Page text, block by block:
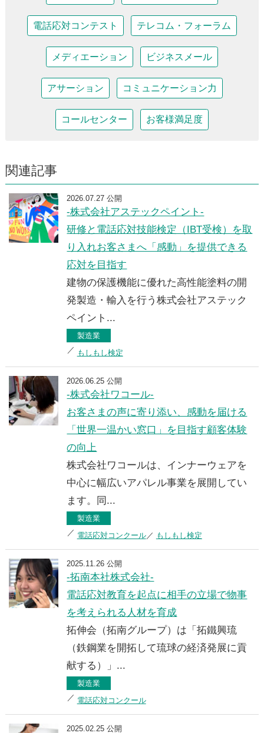
電話応対コンテスト テレコム・フォーラム
メディエーション ビジネスメール
アサーション コミュニケーション力
コールセンター お客様満足度
関連記事
2026.07.27 公開
-株式会社アステックペイント-
研修と電話応対技能検定（IBT受検）を取
り入れお客さまへ「感動」を提供できる
応対を目指す
建物の保護機能に優れた高性能塗料の開
発製造・輸入を行う株式会社アステック
ペイント...
製造業
もしもし検定
2026.06.25 公開
-株式会社ワコール-
お客さまの声に寄り添い、感動を届ける
「世界一温かい窓口」を目指す顧客体験
の向上
株式会社ワコールは、インナーウェアを
中心に幅広いアパレル事業を展開してい
ます。同...
製造業
電話応対コンクール
もしもし検定
2025.11.26 公開
-拓南本社株式会社-
電話応対教育を起点に相手の立場で物事
を考えられる人材を育成
拓伸会（拓南グループ）は「拓鐵興琉
（鉄鋼業を開拓して琉球の経済発展に貢
献する）」...
製造業
電話応対コンクール
2025.02.25 公開